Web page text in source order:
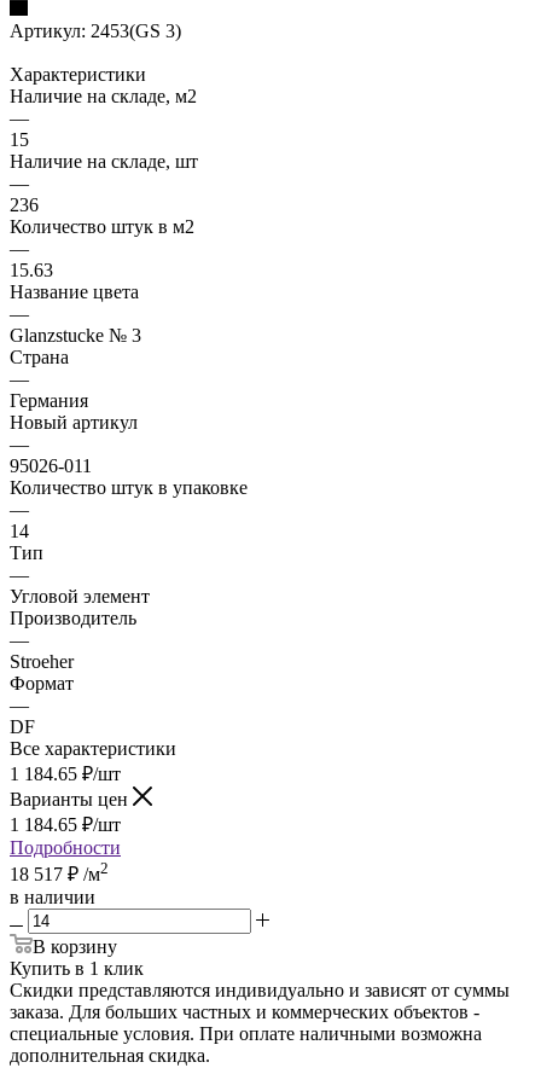
Артикул: 2453(GS 3)
Характеристики
Наличие на складе, м2
—
15
Наличие на складе, шт
—
236
Количество штук в м2
—
15.63
Название цвета
—
Glanzstucke № 3
Страна
—
Германия
Новый артикул
—
95026-011
Количество штук в упаковке
—
14
Тип
—
Угловой элемент
Производитель
—
Stroeher
Формат
—
DF
Все характеристики
1 184.65 ₽/шт
Варианты цен
1 184.65 ₽/шт
Подробности
18 517 ₽ /м2
в наличии
В корзину
Купить в 1 клик
Скидки представляются индивидуально и зависят от суммы
заказа. Для больших частных и коммерческих объектов -
специальные условия. При оплате наличными возможна
дополнительная скидка.